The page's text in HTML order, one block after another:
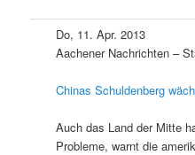
Do, 11. Apr. 2013
Aachener Nachrichten –
Chinas Schuldenberg
Auch das Land der Mitte
Probleme, warnt die